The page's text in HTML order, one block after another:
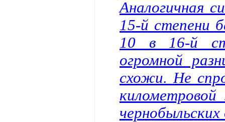
Аналогичная
15-й степени
10 в 16-й
огромной
схожи. Не